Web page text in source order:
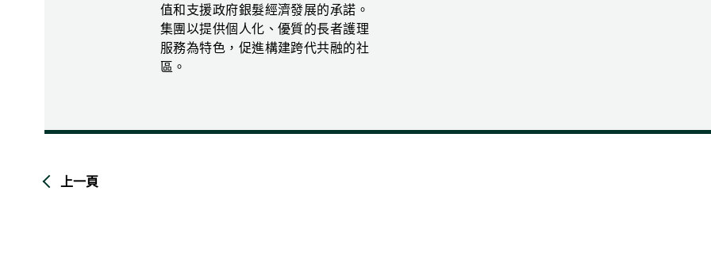
值和支援政府銀髮經濟發展的承諾。
集團以提供個人化、優質的長者護理
服務為特色，促進構建跨代共融的社
區。
上一頁